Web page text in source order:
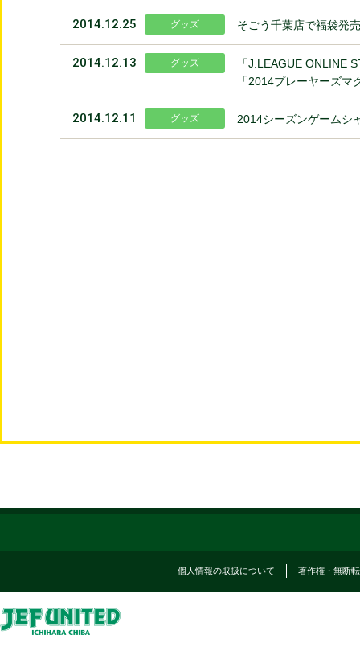
2014.12.25 グッズ そごう千葉店で福袋発
2014.12.13 グッズ
「J.LEAGUE ONLINE
「2014プレーヤーズ
2014.12.11 グッズ 2014シーズンゲームシ
個人情報の取扱について 著作権・無断